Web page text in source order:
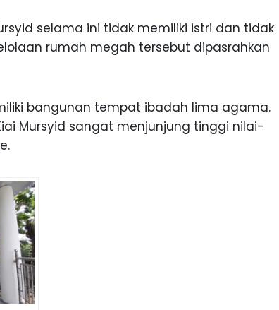
selama ini tidak memiliki istri dan tidak
rumah megah tersebut dipasrahkan
bangunan tempat ibadah lima agama.
Mursyid sangat menjunjung tinggi nilai-